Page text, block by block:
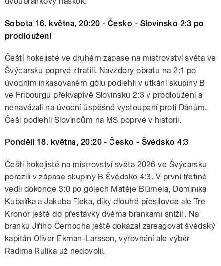
Sobota 16. května, 20:20 - Česko - Slovinsko 2:3 po
prodloužení
Čeští hokejisté ve druhém zápase na mistrovství světa ve
Švýcarsku poprvé ztratili. Navzdory obratu na 2:1 po
úvodním inkasovaném gólu podlehli v utkání skupiny B
ve Fribourgu překvapivě Slovinsku 2:3 v prodloužení a
nenavázali na úvodní úspěšné vystoupení proti Dánům.
Češi podlehli Slovincům na MS poprvé v historii.
Pondělí 18. května, 20:20 - Česko - Švédsko 4:3
Čeští hokejisté na mistrovství světa 2026 ve Švýcarsku
porazili v zápase skupiny B Švédsko 4:3. V první třetině
vedli dokonce 3:0 po gólech Matěje Blümela, Dominika
Kubalíka a Jakuba Fleka, díky dlouhé přesilovce ale Tre
Kronor ještě do přestávky dvěma brankami snížili. Na
branku Jiřího Černocha ještě dokázal zareagovat švédský
kapitán Oliver Ekman-Larsson, vyrovnání ale výběr
Radima Rulíka už nedovolil.